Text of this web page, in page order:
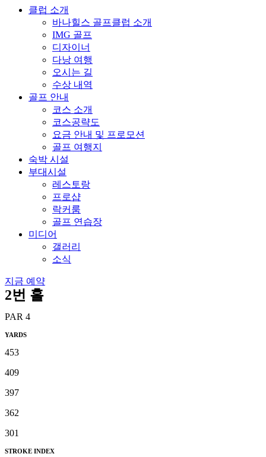
클럽 소개
바나힐스 골프클럽 소개
IMG 골프
디자이너
다낭 여행
오시는 길
수상 내역
골프 안내
코스 소개
코스공략도
요금 안내 및 프로모션
골프 여행지
숙박 시설
부대시설
레스토랑
프로샵
락커룸
골프 연습장
미디어
갤러리
소식
지금 예약
2번 홀
PAR 4
YARDS
453
409
397
362
301
STROKE INDEX